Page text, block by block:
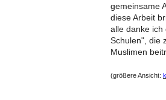
gemeinsame
diese Arbeit
alle danke ich
Schulen", die
Muslimen
(größere Ansicht: